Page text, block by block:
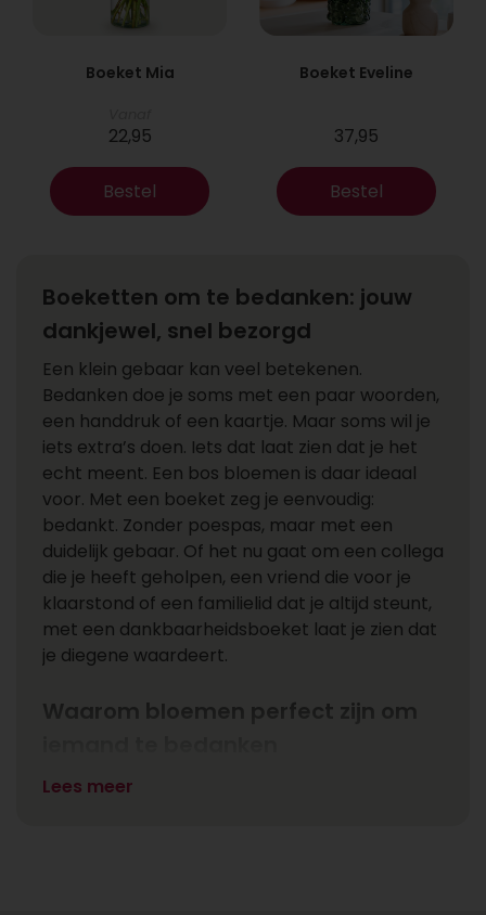
Boeket Mia
22,95
Bestel
Boeket Eveline
37,95
Bestel
Boeketten om te bedanken: jouw
dankjewel, snel bezorgd
Een klein gebaar kan veel betekenen.
Bedanken doe je soms met een paar woorden,
een handdruk of een kaartje. Maar soms wil je
iets extra’s doen. Iets dat laat zien dat je het
echt meent. Een bos bloemen is daar ideaal
voor. Met een boeket zeg je eenvoudig:
bedankt. Zonder poespas, maar met een
duidelijk gebaar. Of het nu gaat om een collega
die je heeft geholpen, een vriend die voor je
klaarstond of een familielid dat je altijd steunt,
met een dankbaarheidsboeket laat je zien dat
je diegene waardeert.
Waarom bloemen perfect zijn om
De kracht van bloemen zit in hun eenvoud. Ze
Lees meer